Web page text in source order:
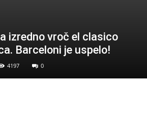
izredno vroč el clasico
Barceloni je uspelo!
4197 0